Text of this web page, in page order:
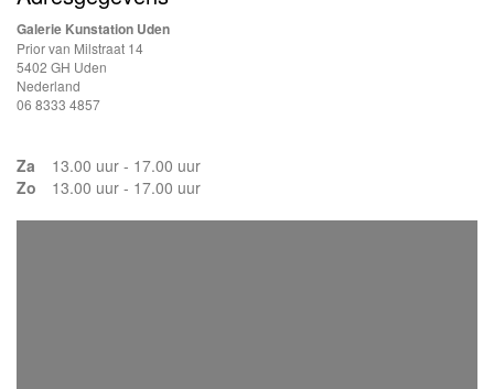
Galerie Kunstation Uden
Prior van Milstraat 14
5402 GH Uden
Nederland
06 8333 4857
Za
13.00 uur - 17.00 uur
Zo
13.00 uur - 17.00 uur